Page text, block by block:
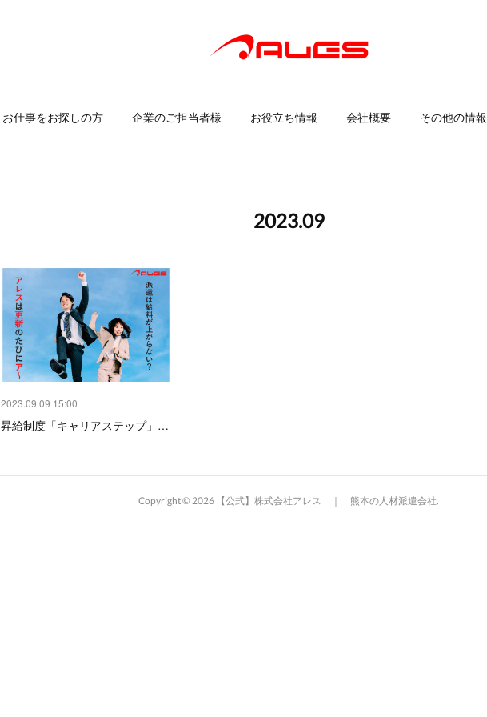
お仕事をお探しの方 企業のご担当者様 お役立ち情報 会社概要 その他の情報
2023.09
2023.09.09 15:00
昇給制度「キャリアステップ」…
Copyright © 2026 【公式】株式会社アレス ｜ 熊本の人材派遣会社.